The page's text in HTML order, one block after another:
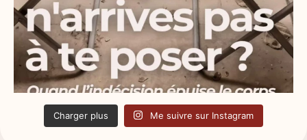
Charger plus Me suivre sur Instagram